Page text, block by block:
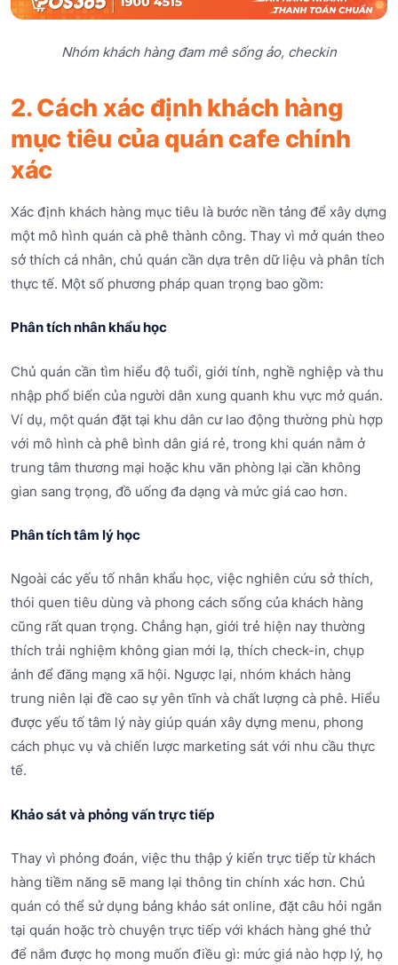
Nhóm khách hàng đam mê sống ảo, checkin
2. Cách xác định khách hàng
mục tiêu của quán cafe chính
xác
Xác định khách hàng mục tiêu là bước nền tảng để xây dựng
một mô hình quán cà phê thành công. Thay vì mở quán theo
sở thích cá nhân, chủ quán cần dựa trên dữ liệu và phân tích
thực tế. Một số phương pháp quan trọng bao gồm:
Phân tích nhân khẩu học
Chủ quán cần tìm hiểu độ tuổi, giới tính, nghề nghiệp và thu
nhập phổ biến của người dân xung quanh khu vực mở quán.
Ví dụ, một quán đặt tại khu dân cư lao động thường phù hợp
với mô hình cà phê bình dân giá rẻ, trong khi quán nằm ở
trung tâm thương mại hoặc khu văn phòng lại cần không
gian sang trọng, đồ uống đa dạng và mức giá cao hơn.
Phân tích tâm lý học
Ngoài các yếu tố nhân khẩu học, việc nghiên cứu sở thích,
thói quen tiêu dùng và phong cách sống của khách hàng
cũng rất quan trọng. Chẳng hạn, giới trẻ hiện nay thường
thích trải nghiệm không gian mới lạ, thích check-in, chụp
ảnh để đăng mạng xã hội. Ngược lại, nhóm khách hàng
trung niên lại đề cao sự yên tĩnh và chất lượng cà phê. Hiểu
được yếu tố tâm lý này giúp quán xây dựng menu, phong
cách phục vụ và chiến lược marketing sát với nhu cầu thực
tế.
Khảo sát và phỏng vấn trực tiếp
Thay vì phỏng đoán, việc thu thập ý kiến trực tiếp từ khách
hàng tiềm năng sẽ mang lại thông tin chính xác hơn. Chủ
quán có thể sử dụng bảng khảo sát online, đặt câu hỏi ngắn
tại quán hoặc trò chuyện trực tiếp với khách hàng ghé thử
để nắm được họ mong muốn điều gì: mức giá nào hợp lý, họ